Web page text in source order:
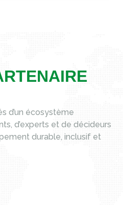
RTENAIRE
d’un écosystème
d’experts et de décideurs
durable, inclusif et